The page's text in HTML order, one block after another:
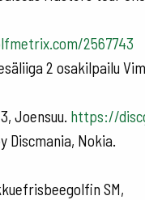
2567743
2 osakilpailu
Joensuu. https://
Discmania, Nokia.
SM,